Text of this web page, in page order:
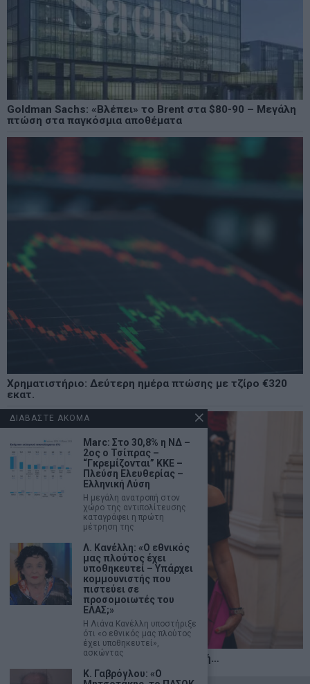
Goldman Sachs: «Βλέπει» το Brent στα $80-90 – Μεγάλη
πτώση στα παγκόσμια αποθέματα
Χρηματιστήριο: Δεύτερη ημέρα πτώσης με τζίρο €320
εκατ.
Η αληθινή παιδεία ξεκινά από την ψυχή…
ΔΙΑΒΑΣΤΕ ΑΚΟΜΑ
Marc: Στο 30,8% η ΝΔ –
2ος ο Τσίπρας –
“Γκρεμίζονται” ΚΚΕ –
Πλεύση Ελευθερίας –
Ελληνική Λύση
H μεγάλη ανατροπή στον
χώρο της αντιπολίτευσης
καταγράφει η πρώτη
μέτρηση της
Λ. Κανέλλη: «Ο εθνικός
μας πλούτος έχει
υποθηκευτεί – Υπάρχει
κομμουνιστής που
πιστεύει σε
προσομοιωτές του
ΕΛΑΣ;»
Η Λιάνα Κανέλλη υποστήριξε
ότι «ο εθνικός μας πλούτος
έχει υποθηκευτεί»,
ασκώντας
K. Γαβρόγλου: «Ο